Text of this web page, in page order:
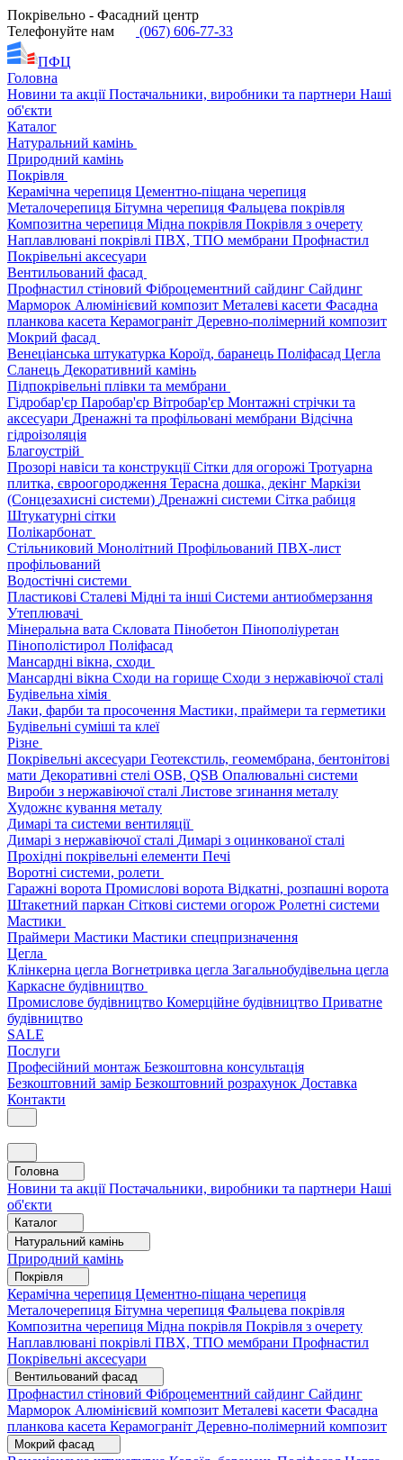
Покрівельно - Фасадний центр
Телефонуйте нам
(067) 606-77-33
ПФЦ
Головна
Новини та акціїПостачальники, виробники та партнери Наші
об'єкти
Каталог
Натуральний камінь
Природний камінь
Покрівля
Керамічна черепиця Цементно-піщана черепиця
Металочерепиця Бітумна черепиця Фальцева покрівля
Композитна черепиця Мідна покрівля Покрівля з очерету
Наплавлювані покрівлі ПВХ, ТПО мембрани Профнастил
Покрівельні аксесуари
Вентильований фасад
Профнастил стіновий Фіброцементний сайдинг Сайдинг
Марморок Алюмінієвий композит Металеві касети Фасадна
планкова касета Керамограніт Деревно-полімерний композит
Мокрий фасад
Венеціанська штукатурка Короїд, баранець Поліфасад Цегла
Сланець Декоративний камінь
Підпокрівельні плівки та мембрани
Гідробар'єр Паробар'єр Вітробар'єр Монтажні стрічки та
аксесуари Дренажні та профільовані мембрани Відсічна
гідроізоляція
Благоустрій
Прозорі навіси та конструкціїСітки для огорожі Тротуарна
плитка, євроогородження Терасна дошка, декінг Маркізи
(Сонцезахисні системи) Дренажні системи Сітка рабиця
Штукатурні сітки
Полікарбонат
Стільниковий Монолітний Профільований ПВХ-лист
профільований
Водостічні системи
Пластикові Сталеві Мідні та інші Системи антиобмерзання
Утеплювачі
Мінеральна вата Скловата Пінобетон Пінополіуретан
Пінополістирол Поліфасад
Мансардні вікна, сходи
Мансардні вікна Сходи на горище Сходи з нержавіючої сталі
Будівельна хімія
Лаки, фарби та просочення Мастики, праймери та герметики
Будівельні суміші та клеї
Різне
Покрівельні аксесуари Геотекстиль, геомембрана, бентонітові
мати Декоративні стелі OSB, QSB Опалювальні системи
Вироби з нержавіючої сталі Листове згинання металу
Художнє кування металу
Димарі та системи вентиляції
Димарі з нержавіючої сталі Димарі з оцинкованої сталі
Прохідні покрівельні елементи Печі
Воротні системи, ролети
Гаражні ворота Промислові ворота Відкатні, розпашні ворота
Штакетний паркан Сіткові системи огорож Ролетні системи
Мастики
Праймери Мастики Мастики спецпризначення
Цегла
Клінкерна цегла Вогнетривка цегла Загальнобудівельна цегла
Каркасне будівництво
Промислове будівництво Комерційне будівництво Приватне
будівництво
SALE
Послуги
Професійний монтаж Безкоштовна консультація
Безкоштовний замір Безкоштовний розрахунок Доставка
Контакти
Головна
Новини та акціїПостачальники, виробники та партнери Наші
об'єкти
Каталог
Натуральний камінь
Природний камінь
Покрівля
Керамічна черепиця Цементно-піщана черепиця
Металочерепиця Бітумна черепиця Фальцева покрівля
Композитна черепиця Мідна покрівля Покрівля з очерету
Наплавлювані покрівлі ПВХ, ТПО мембрани Профнастил
Покрівельні аксесуари
Вентильований фасад
Профнастил стіновий Фіброцементний сайдинг Сайдинг
Марморок Алюмінієвий композит Металеві касети Фасадна
планкова касета Керамограніт Деревно-полімерний композит
Мокрий фасад